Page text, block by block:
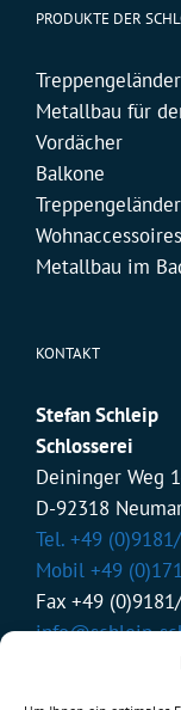
PRODUKTE DER
Treppengeländer
Metallbau für
Vordächer
Balkone
Wohnaccessoires
Metallbau im
KONTAKT
Stefan Schleip
Schlosserei
Deininger Weg
D-92318
Tel. +49
Mobil +49
Fax +49
info@schleip-